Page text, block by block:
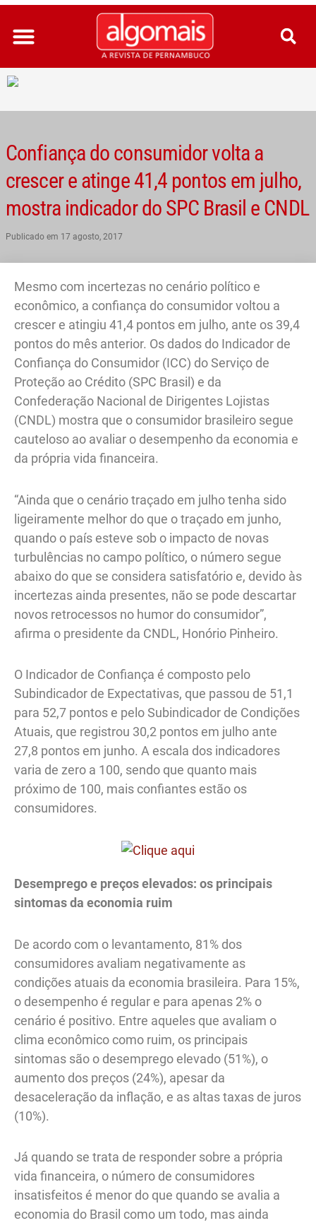
Ir
para
conteúdo
Confiança do consumidor volta a
crescer e atinge 41,4 pontos em julho,
mostra indicador do SPC Brasil e CNDL
Publicado em 17 agosto, 2017
Mesmo com incertezas no cenário político e
econômico, a confiança do consumidor voltou a
crescer e atingiu 41,4 pontos em julho, ante os 39,4
pontos do mês anterior. Os dados do Indicador de
Confiança do Consumidor (ICC) do Serviço de
Proteção ao Crédito (SPC Brasil) e da
Confederação Nacional de Dirigentes Lojistas
(CNDL) mostra que o consumidor brasileiro segue
cauteloso ao avaliar o desempenho da economia e
da própria vida financeira.
“Ainda que o cenário traçado em julho tenha sido
ligeiramente melhor do que o traçado em junho,
quando o país esteve sob o impacto de novas
turbulências no campo político, o número segue
abaixo do que se considera satisfatório e, devido às
incertezas ainda presentes, não se pode descartar
novos retrocessos no humor do consumidor”,
afirma o presidente da CNDL, Honório Pinheiro.
O Indicador de Confiança é composto pelo
Subindicador de Expectativas, que passou de 51,1
para 52,7 pontos e pelo Subindicador de Condições
Atuais, que registrou 30,2 pontos em julho ante
27,8 pontos em junho. A escala dos indicadores
varia de zero a 100, sendo que quanto mais
próximo de 100, mais confiantes estão os
consumidores.
Desemprego e preços elevados: os principais
sintomas da economia ruim
De acordo com o levantamento, 81% dos
consumidores avaliam negativamente as
condições atuais da economia brasileira. Para 15%,
o desempenho é regular e para apenas 2% o
cenário é positivo. Entre aqueles que avaliam o
clima econômico como ruim, os principais
sintomas são o desemprego elevado (51%), o
aumento dos preços (24%), apesar da
desaceleração da inflação, e as altas taxas de juros
(10%).
Já quando se trata de responder sobre a própria
vida financeira, o número de consumidores
insatisfeitos é menor do que quando se avalia a
economia do Brasil como um todo, mas ainda